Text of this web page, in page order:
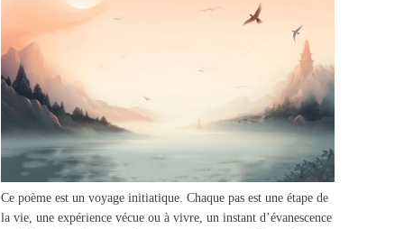
Ce poème est un voyage initiatique. Chaque pas est une étape de
la vie, une expérience vécue ou à vivre, un instant d’évanescence